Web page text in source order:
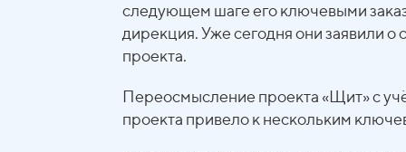
следующем шаге его ключевыми
дирекция. Уже сегодня они заявили о
проекта.
Переосмысление проекта «Щит» с
проекта привело к нескольким